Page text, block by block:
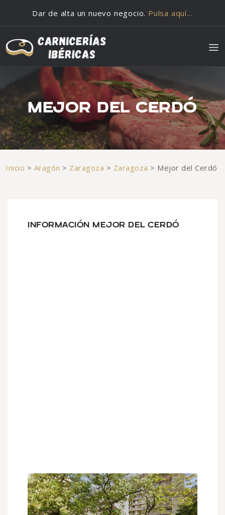
Dar de alta un nuevo negocio. Pulsa aquí…
MEJOR DEL CERDÓ
Inicio > Aragón > Zaragoza > Zaragoza > Mejor del Cerdó
INFORMACIÓN MEJOR DEL CERDÓ